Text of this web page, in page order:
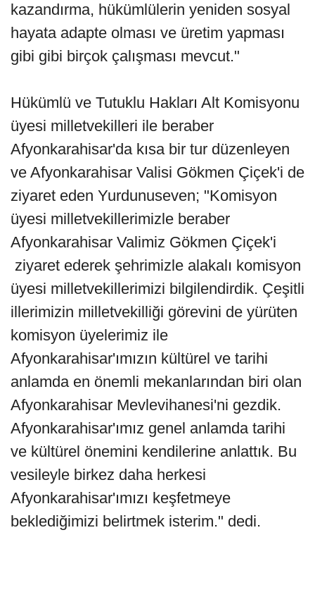
kazandırma, hükümlülerin yeniden sosyal
hayata adapte olması ve üretim yapması
gibi gibi birçok çalışması mevcut."
Hükümlü ve Tutuklu Hakları Alt Komisyonu
üyesi milletvekilleri ile beraber
Afyonkarahisar'da kısa bir tur düzenleyen
ve Afyonkarahisar Valisi Gökmen Çiçek'i de
ziyaret eden Yurdunuseven; "Komisyon
üyesi milletvekillerimizle beraber
Afyonkarahisar Valimiz Gökmen Çiçek'i
ziyaret ederek şehrimizle alakalı komisyon
üyesi milletvekillerimizi bilgilendirdik. Çeşitli
illerimizin milletvekilliği görevini de yürüten
komisyon üyelerimiz ile
Afyonkarahisar'ımızın kültürel ve tarihi
anlamda en önemli mekanlarından biri olan
Afyonkarahisar Mevlevihanesi'ni gezdik.
Afyonkarahisar'ımız genel anlamda tarihi
ve kültürel önemini kendilerine anlattık. Bu
vesileyle birkez daha herkesi
Afyonkarahisar'ımızı keşfetmeye
beklediğimizi belirtmek isterim." dedi.